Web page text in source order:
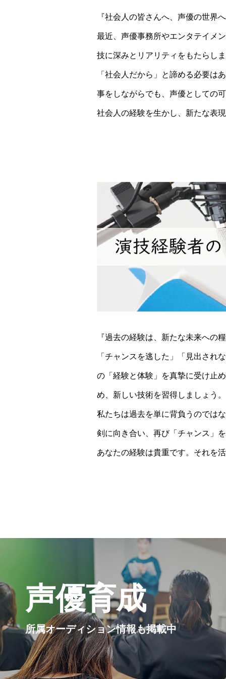
『社会人の皆さんへ、声優の世界
最近、声優事務所やエンタテイメ
技に深みとリアリティをもたらし
「社会人だから」と諦める必要は
事をしながらでも、声優としての
社会人の経験を生かし、新たな表
『過去の経験は、新たな未来への
「チャンスを逃した」「見出され
の「経験と体験」を真摯に受け止
め、新しい技術を習得しましょう。
私たちは過去を単に背負うのでは
剣に向き合い、再び「チャンス」
あなたの経験は貴重です。それを
声優育成
所属オーディション情報も掲載中